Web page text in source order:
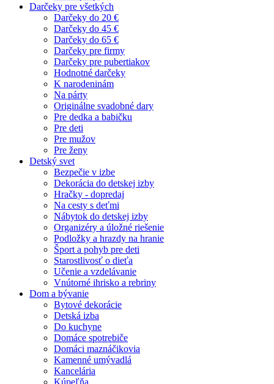
Darčeky pre všetkých
Darčeky do 20 €
Darčeky do 45 €
Darčeky do 65 €
Darčeky pre firmy
Darčeky pre pubertiakov
Hodnotné darčeky
K narodeninám
Na párty
Originálne svadobné dary
Pre dedka a babičku
Pre deti
Pre mužov
Pre ženy
Detský svet
Bezpečie v izbe
Dekorácia do detskej izby
Hračky - dopredaj
Na cesty s deťmi
Nábytok do detskej izby
Organizéry a úložné riešenie
Podložky a hrazdy na hranie
Šport a pohyb pre deti
Starostlivosť o dieťa
Učenie a vzdelávanie
Vnútorné ihrisko a rebriny
Dom a bývanie
Bytové dekorácie
Detská izba
Do kuchyne
Domáce spotrebiče
Domáci maznáčikovia
Kamenné umývadlá
Kancelária
Kúpeľňa